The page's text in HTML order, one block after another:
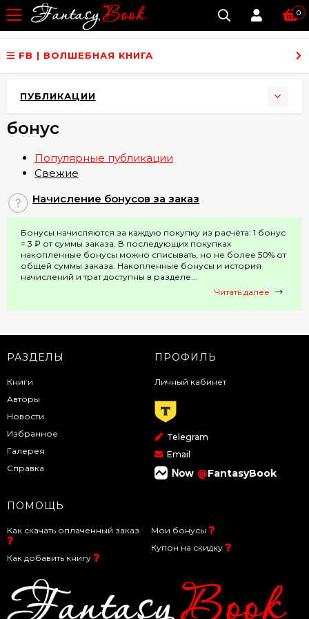
0
FB | ВОЛШЕБНАЯ КНИГА
бонус
Популярные публикации
Свежие
Начисление бонусов за заказ
Бонусы начисляются за каждую покупку из расчёта: 1 бонус
= 3 ₽ от суммы заказа. В последующих покупках
накопленные бонусы можно списывать, но не более 50% от
общей суммы заказа. Накопленные бонусы и история
начислений и трат доступны в разделе...
Читать далее
ПУБЛИКАЦИИ
РАЗДЕЛЫ
Книги
Авторы
Новости
Избранное
Галерея
Справка
ПРОФИЛЬ
Личный кабинет
Telegram
Email
@FantasyBook
ПОМОЩЬ
Как скачать оплаченный заказ
Как добавить книгу
Мои бонусы
Купон на скидку